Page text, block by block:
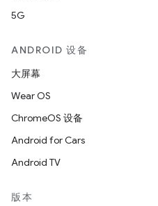
5G
ANDROID 设备
大屏幕
Wear OS
ChromeOS 设备
Android for Cars
Android TV
版本